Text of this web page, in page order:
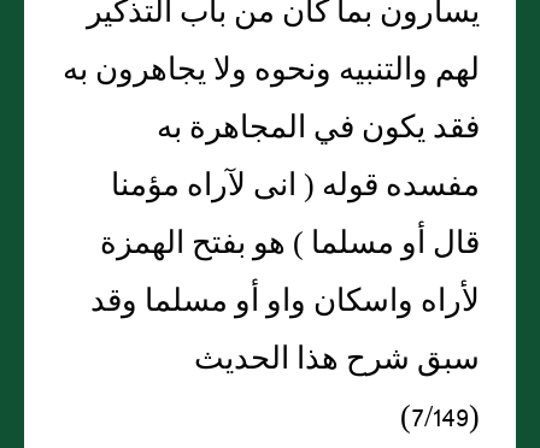
يسارون بما كان من باب التذكير
لهم والتنبيه ونحوه ولا يجاهرون به
فقد يكون في المجاهرة به
مفسده قوله ( انى لآراه مؤمنا
قال أو مسلما ) هو بفتح الهمزة
لأراه واسكان واو أو مسلما وقد
سبق شرح هذا الحديث
(7/149)